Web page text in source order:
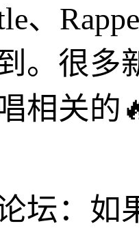
、
。很多
相关的
坛：如